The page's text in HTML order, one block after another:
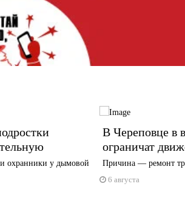
охранники у дымовой
В Череповце в
ограничат
Причина — ремонт
6 августа